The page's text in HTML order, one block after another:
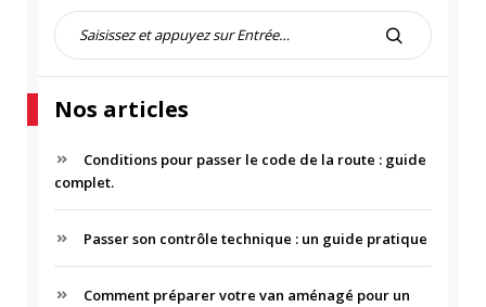
R
e
e
c
h
u
r
R
E
R
H
E
R
Nos articles
Conditions pour passer le code de la route : guide
complet.
Passer son contrôle technique : un guide pratique
Comment préparer votre van aménagé pour un